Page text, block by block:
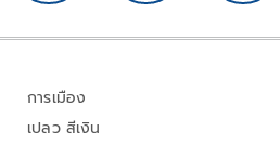
การเมือง
เปลว สีเงิน